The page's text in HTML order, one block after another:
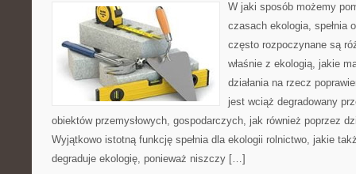
W jaki sposób możemy
czasach ekologia, spełnia
często rozpoczynane są
właśnie z ekologią, jakie
działania na rzecz
jest wciąż degradowany
obiektów przemysłowych, gospodarczych, jak również poprzez
Wyjątkowo istotną funkcję spełnia dla ekologii rolnictwo, jakie
degraduje ekologię, ponieważ niszczy […]